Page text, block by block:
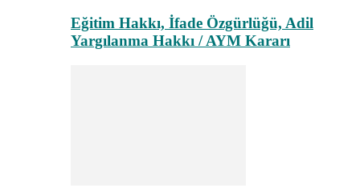
Eğitim Hakkı, İfade Özgürlüğü, Adil
Yargılanma Hakkı / AYM Kararı